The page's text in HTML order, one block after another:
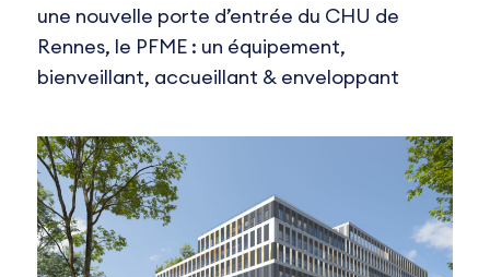
une nouvelle porte d’entrée du CHU de
Rennes, le PFME : un équipement,
bienveillant, accueillant & enveloppant